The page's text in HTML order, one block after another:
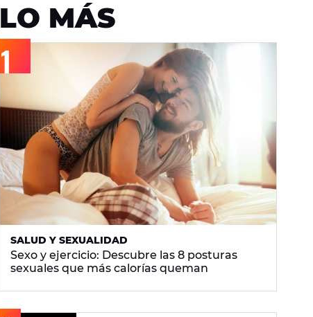
LO MÁS
SALUD Y SEXUALIDAD
Sexo y ejercicio: Descubre las 8 posturas
sexuales que más calorías queman